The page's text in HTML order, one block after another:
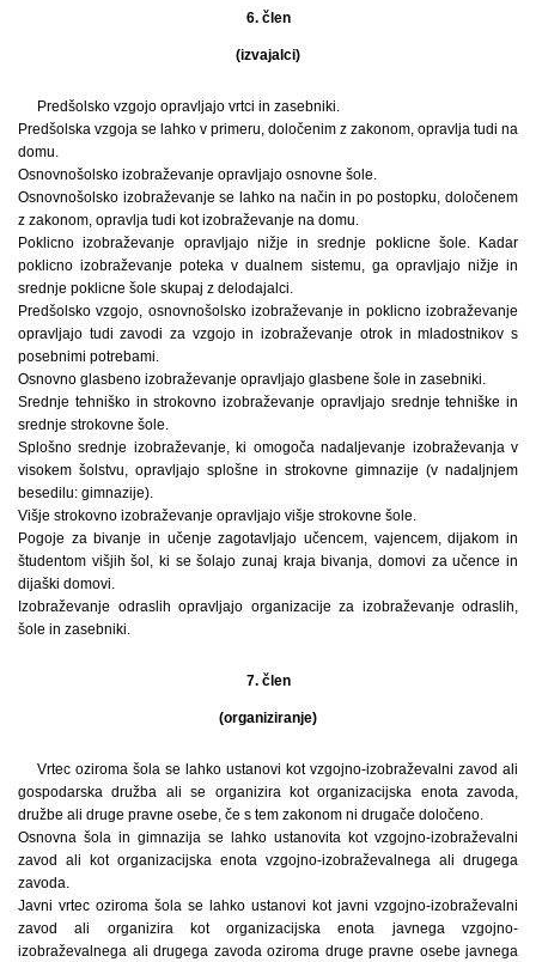
6. člen
(izvajalci)
Predšolsko vzgojo opravljajo vrtci in zasebniki.
Predšolska vzgoja se lahko v primeru, določenim z zakonom, opravlja tudi na
domu.
Osnovnošolsko izobraževanje opravljajo osnovne šole.
Osnovnošolsko izobraževanje se lahko na način in po postopku, določenem
z zakonom, opravlja tudi kot izobraževanje na domu.
Poklicno izobraževanje opravljajo nižje in srednje poklicne šole. Kadar
poklicno izobraževanje poteka v dualnem sistemu, ga opravljajo nižje in
srednje poklicne šole skupaj z delodajalci.
Predšolsko vzgojo, osnovnošolsko izobraževanje in poklicno izobraževanje
opravljajo tudi zavodi za vzgojo in izobraževanje otrok in mladostnikov s
posebnimi potrebami.
Osnovno glasbeno izobraževanje opravljajo glasbene šole in zasebniki.
Srednje tehniško in strokovno izobraževanje opravljajo srednje tehniške in
srednje strokovne šole.
Splošno srednje izobraževanje, ki omogoča nadaljevanje izobraževanja v
visokem šolstvu, opravljajo splošne in strokovne gimnazije (v nadaljnjem
besedilu: gimnazije).
Višje strokovno izobraževanje opravljajo višje strokovne šole.
Pogoje za bivanje in učenje zagotavljajo učencem, vajencem, dijakom in
študentom višjih šol, ki se šolajo zunaj kraja bivanja, domovi za učence in
dijaški domovi.
Izobraževanje odraslih opravljajo organizacije za izobraževanje odraslih,
šole in zasebniki.
7. člen
(organiziranje)
Vrtec oziroma šola se lahko ustanovi kot vzgojno-izobraževalni zavod ali
gospodarska družba ali se organizira kot organizacijska enota zavoda,
družbe ali druge pravne osebe, če s tem zakonom ni drugače določeno.
Osnovna šola in gimnazija se lahko ustanovita kot vzgojno-izobraževalni
zavod ali kot organizacijska enota vzgojno-izobraževalnega ali drugega
zavoda.
Javni vrtec oziroma šola se lahko ustanovi kot javni vzgojno-izobraževalni
zavod ali organizira kot organizacijska enota javnega vzgojno-
izobraževalnega ali drugega zavoda oziroma druge pravne osebe javnega